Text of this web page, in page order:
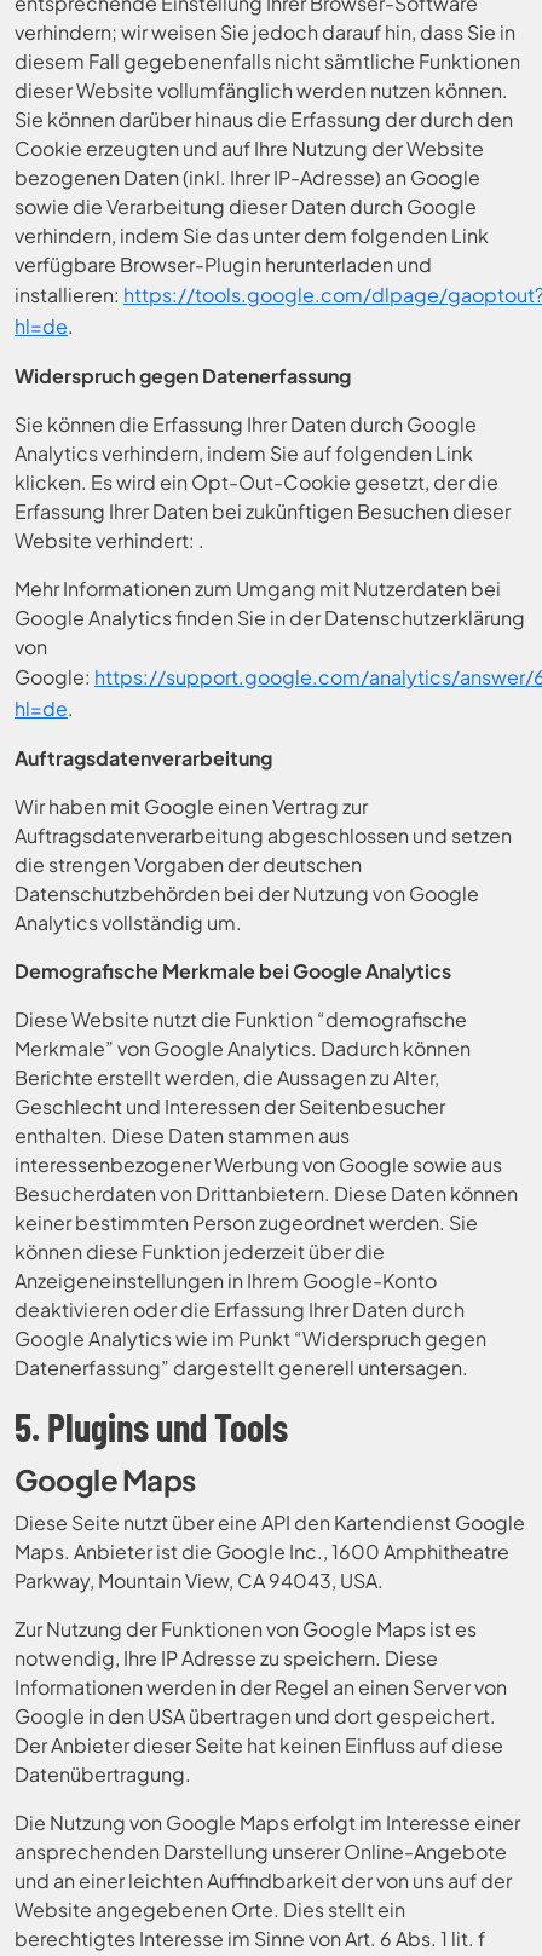
verhindern; wir weisen Sie jedoch darauf hin, dass Sie in
diesem Fall gegebenenfalls nicht sämtliche Funktionen
dieser Website vollumfänglich werden nutzen können.
Sie können darüber hinaus die Erfassung der durch den
Cookie erzeugten und auf Ihre Nutzung der Website
bezogenen Daten (inkl. Ihrer IP-Adresse) an Google
sowie die Verarbeitung dieser Daten durch Google
verhindern, indem Sie das unter dem folgenden Link
verfügbare Browser-Plugin herunterladen und
installieren: https://tools.google.com/dlpage/
hl=de.
Widerspruch gegen Datenerfassung
Sie können die Erfassung Ihrer Daten durch Google
Analytics verhindern, indem Sie auf folgenden Link
klicken. Es wird ein Opt-Out-Cookie gesetzt, der die
Erfassung Ihrer Daten bei zukünftigen Besuchen dieser
Website verhindert: .
Mehr Informationen zum Umgang mit Nutzerdaten bei
Google Analytics finden Sie in der Datenschutzerklärung
von
Google: https://support.google.com/analytics/answer/
hl=de.
Auftragsdatenverarbeitung
Wir haben mit Google einen Vertrag zur
Auftragsdatenverarbeitung abgeschlossen und setzen
die strengen Vorgaben der deutschen
Datenschutzbehörden bei der Nutzung von Google
Analytics vollständig um.
Demografische Merkmale bei Google Analytics
Diese Website nutzt die Funktion “demografische
Merkmale” von Google Analytics. Dadurch können
Berichte erstellt werden, die Aussagen zu Alter,
Geschlecht und Interessen der Seitenbesucher
enthalten. Diese Daten stammen aus
interessenbezogener Werbung von Google sowie aus
Besucherdaten von Drittanbietern. Diese Daten können
keiner bestimmten Person zugeordnet werden. Sie
können diese Funktion jederzeit über die
Anzeigeneinstellungen in Ihrem Google-Konto
deaktivieren oder die Erfassung Ihrer Daten durch
Google Analytics wie im Punkt “Widerspruch gegen
Datenerfassung” dargestellt generell untersagen.
5. Plugins und Tools
Google Maps
Diese Seite nutzt über eine API den Kartendienst Google
Maps. Anbieter ist die Google Inc., 1600 Amphitheatre
Parkway, Mountain View, CA 94043, USA.
Zur Nutzung der Funktionen von Google Maps ist es
notwendig, Ihre IP Adresse zu speichern. Diese
Informationen werden in der Regel an einen Server von
Google in den USA übertragen und dort gespeichert.
Der Anbieter dieser Seite hat keinen Einfluss auf diese
Datenübertragung.
Die Nutzung von Google Maps erfolgt im Interesse einer
ansprechenden Darstellung unserer Online-Angebote
und an einer leichten Auffindbarkeit der von uns auf der
Website angegebenen Orte. Dies stellt ein
berechtigtes Interesse im Sinne von Art. 6 Abs. 1 lit. f